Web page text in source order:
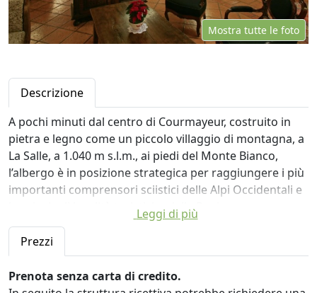
Mostra tutte le foto
Descrizione
A pochi minuti dal centro di Courmayeur, costruito in
pietra e legno come un piccolo villaggio di montagna, a
La Salle, a 1.040 m s.l.m., ai piedi del Monte Bianco,
l’albergo è in posizione strategica per raggiungere i più
importanti comprensori sciistici delle Alpi Occidentali e
le principali località turistiche della Regione.
Il Mont Blanc Hotel Village vi offre una splendida vista
sul Monte Bianco, piscine interne ed esterne, nonché
utili servizi gratuiti, quali l'ingresso al centro benessere
e la navetta per Courmayeur.
Leggi di più
Prezzi
Prenota senza carta di credito.